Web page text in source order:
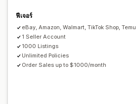
ฟีเจอร์
eBay, Amazon, Walmart, TikTok Shop, Temu
1 Seller Account
1000 Listings
Unlimited Policies
Order Sales up to $1000/month